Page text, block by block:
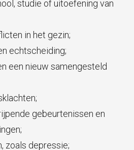
studie of uitoefening van
in het gezin;
echtscheiding;
een nieuw samengesteld
gebeurtenissen en
zoals depressie;